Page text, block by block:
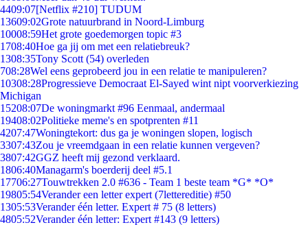
4409:07[Netflix #210] TUDUM
13609:02Grote natuurbrand in Noord-Limburg
10008:59Het grote goedemorgen topic #3
1708:40Hoe ga jij om met een relatiebreuk?
1308:35Tony Scott (54) overleden
708:28Wel eens geprobeerd jou in een relatie te manipuleren?
10308:28Progressieve Democraat El-Sayed wint nipt voorverkiezing
Michigan
15208:07De woningmarkt #96 Eenmaal, andermaal
19408:02Politieke meme's en spotprenten #11
4207:47Woningtekort: dus ga je woningen slopen, logisch
3307:43Zou je vreemdgaan in een relatie kunnen vergeven?
3807:42GGZ heeft mij gezond verklaard.
1806:40Managarm's boerderij deel #5.1
17706:27Touwtrekken 2.0 #636 - Team 1 beste team *G* *O*
19805:54Verander een letter expert (7lettereditie) #50
1305:53Verander één letter. Expert # 75 (8 letters)
4805:52Verander één letter: Expert #143 (9 letters)